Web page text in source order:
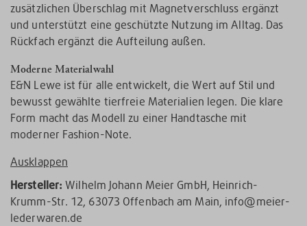
zusätzlichen Überschlag mit Magnetverschluss ergänzt
und unterstützt eine geschützte Nutzung im Alltag. Das
Rückfach ergänzt die Aufteilung außen.
Moderne Materialwahl
E&N Lewe ist für alle entwickelt, die Wert auf Stil und
bewusst gewählte tierfreie Materialien legen. Die klare
Form macht das Modell zu einer Handtasche mit
moderner Fashion-Note.
Ausklappen
Hersteller:Wilhelm Johann Meier GmbH, Heinrich-
Krumm-Str. 12, 63073 Offenbach am Main, info@meier-
lederwaren.de